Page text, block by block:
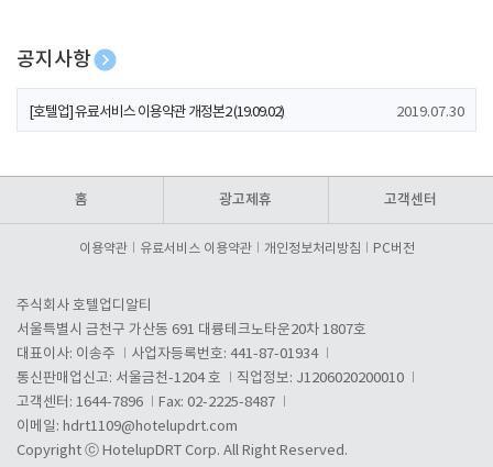
공지사항
[호텔업] 개인정보 처리방침 개정본1 (19.09.02)
[호텔업] 유료서비스 이용약관 개정본2 (19.09.02) 2019.07.30
홈 광고제휴 고객센터
이용약관 유료서비스 이용약관 개인정보처리방침 PC버전
주식회사 호텔업디알티
서울특별시 금천구 가산동 691 대륭테크노타운20차 1807호
대표이사: 이송주
사업자등록번호: 441-87-01934
통신판매업신고: 서울금천-1204 호
직업정보: J1206020200010
고객센터: 1644-7896
Fax: 02-2225-8487
이메일: hdrt1109@hotelupdrt.com
Copyright ⓒ HotelupDRT Corp. All Right Reserved.